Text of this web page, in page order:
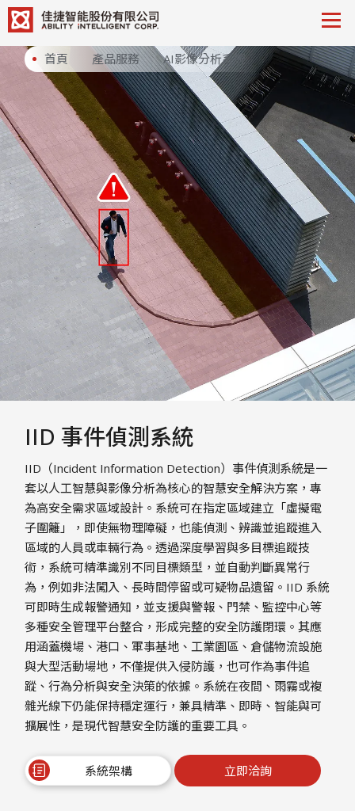
首頁 產品服務 AI影像分析系統
IID 事件偵測系統
IID（Incident Information Detection）事件偵測系統是一
套以人工智慧與影像分析為核心的智慧安全解決方案，專
為高安全需求區域設計。系統可在指定區域建立「虛擬電
子圍籬」，即使無物理障礙，也能偵測、辨識並追蹤進入
區域的人員或車輛行為。透過深度學習與多目標追蹤技
術，系統可精準識別不同目標類型，並自動判斷異常行
為，例如非法闖入、長時間停留或可疑物品遺留。IID 系統
可即時生成報警通知，並支援與警報、門禁、監控中心等
多種安全管理平台整合，形成完整的安全防護閉環。其應
用涵蓋機場、港口、軍事基地、工業園區、倉儲物流設施
與大型活動場地，不僅提供入侵防護，也可作為事件追
蹤、行為分析與安全決策的依據。系統在夜間、雨霧或複
雜光線下仍能保持穩定運行，兼具精準、即時、智能與可
擴展性，是現代智慧安全防護的重要工具。
系統架構 立即洽詢